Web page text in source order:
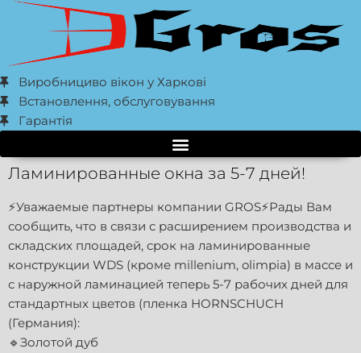
Виробнициво вікон у Харкові
Встановлення, обслуговування
Гарантія
Ламинированные окна за 5-7 дней!
⚡️Уважаемые партнеры компании GROS⚡️Рады Вам
сообщить, что в связи с расширением производства и
складских площадей, срок на ламинированные
конструкции WDS (кроме millenium, olimpia) в массе и
с наружной ламинацией теперь 5-7 рабочих дней для
стандартных цветов (пленка HORNSCHUCH
(Германия):
🔹Золотой дуб